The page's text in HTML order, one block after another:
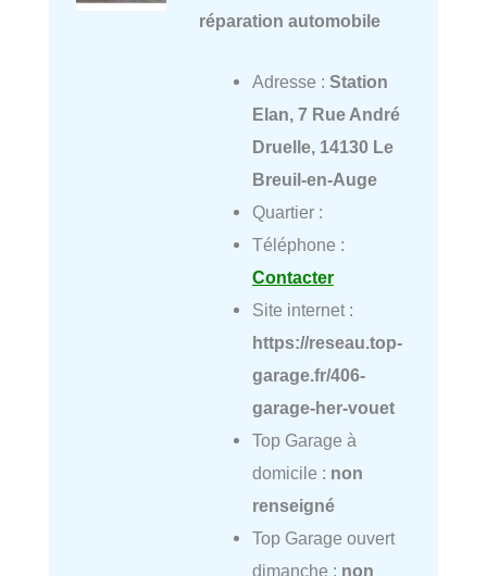
réparation automobile
Adresse : Station
Elan, 7 Rue André
Druelle, 14130 Le
Breuil-en-Auge
Quartier :
Téléphone :
Contacter
Site internet :
https://reseau.top-
garage.fr/406-
garage-her-vouet
Top Garage à
domicile : non
renseigné
Top Garage ouvert
dimanche : non